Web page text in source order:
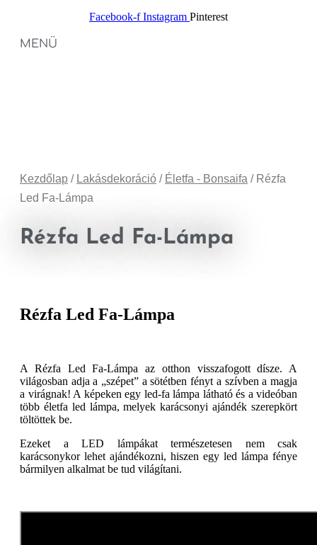
Facebook-f Instagram Pinterest
MENÜ
Kezdőlap / Lakásdekoráció / Életfa - Bonsaifa / Rézfa
Led Fa-Lámpa
Rézfa Led Fa-Lámpa
Rézfa Led Fa-Lámpa
A Rézfa Led Fa-Lámpa az otthon visszafogott dísze. A
világosban adja a „szépet” a sötétben fényt a szívben a magja
a virágnak! A képeken egy led-fa lámpa látható és a videóban
több életfa led lámpa, melyek karácsonyi ajándék szerepkört
töltöttek be.
Ezeket a LED lámpákat természetesen nem csak
karácsonykor lehet ajándékozni, hiszen egy led lámpa fénye
bármilyen alkalmat be tud világítani.